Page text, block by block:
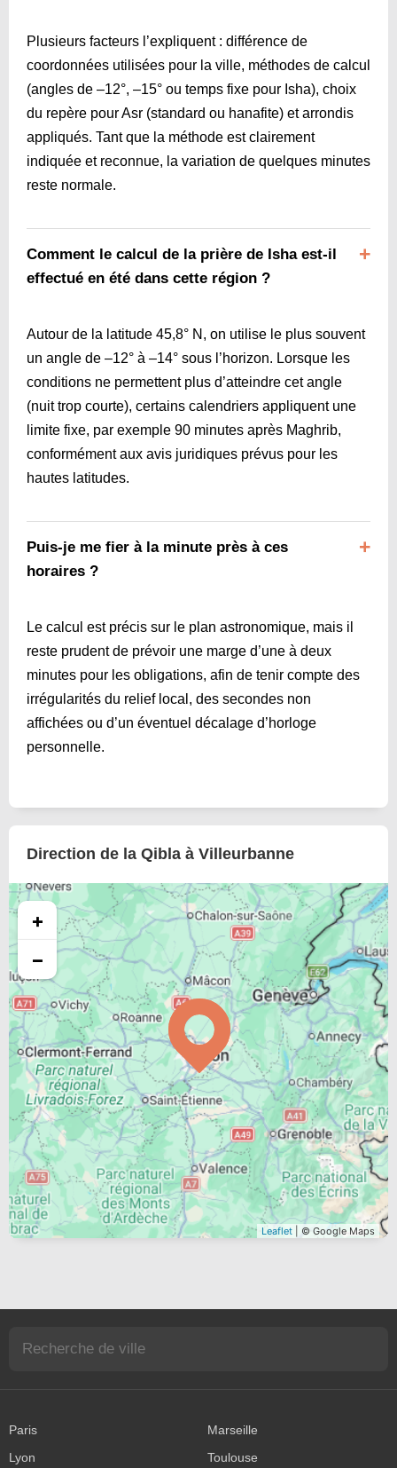
Plusieurs facteurs l’expliquent : différence de
coordonnées utilisées pour la ville, méthodes de calcul
(angles de –12°, –15° ou temps fixe pour Isha), choix
du repère pour Asr (standard ou hanafite) et arrondis
appliqués. Tant que la méthode est clairement
indiquée et reconnue, la variation de quelques minutes
reste normale.
Comment le calcul de la prière de Isha est-il
effectué en été dans cette région ?
Autour de la latitude 45,8° N, on utilise le plus souvent
un angle de –12° à –14° sous l’horizon. Lorsque les
conditions ne permettent plus d’atteindre cet angle
(nuit trop courte), certains calendriers appliquent une
limite fixe, par exemple 90 minutes après Maghrib,
conformément aux avis juridiques prévus pour les
hautes latitudes.
Puis-je me fier à la minute près à ces
horaires ?
Le calcul est précis sur le plan astronomique, mais il
reste prudent de prévoir une marge d’une à deux
minutes pour les obligations, afin de tenir compte des
irrégularités du relief local, des secondes non
affichées ou d’un éventuel décalage d’horloge
personnelle.
Direction de la Qibla à Villeurbanne
+
−
Leaflet | © Google Maps
Paris
Marseille
Lyon
Toulouse